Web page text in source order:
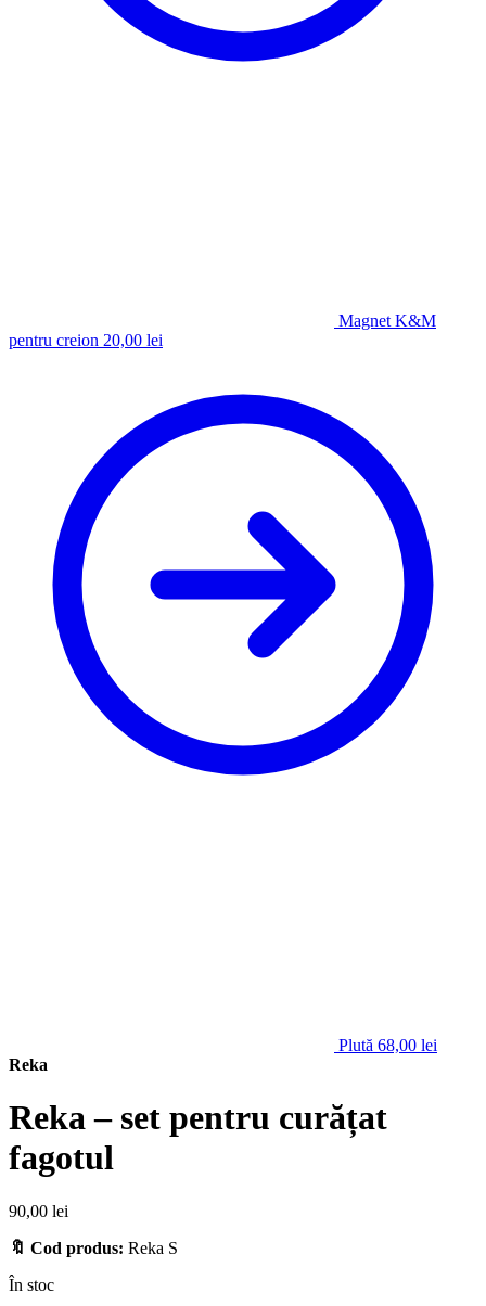
Magnet K&M
pentru creion 20,00 lei
Plută 68,00 lei
Reka
Reka – set pentru curățat
fagotul
90,00 lei
🔖 Cod produs: Reka S
În stoc